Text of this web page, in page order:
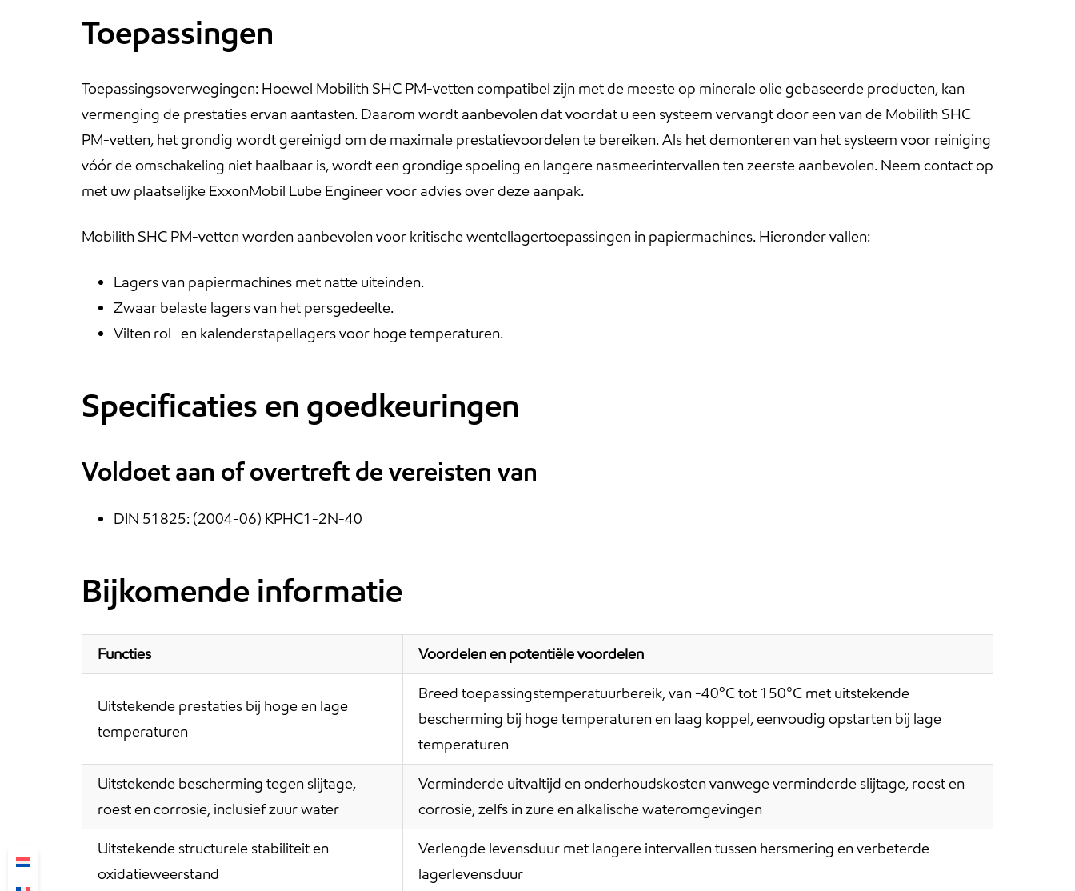
Toepassingen
Toepassingsoverwegingen: Hoewel Mobilith SHC PM-vetten compatibel zijn met de meeste op minerale olie gebaseerde producten, kan
vermenging de prestaties ervan aantasten. Daarom wordt aanbevolen dat voordat u een systeem vervangt door een van de Mobilith SHC
PM-vetten, het grondig wordt gereinigd om de maximale prestatievoordelen te bereiken. Als het demonteren van het systeem voor reiniging
vóór de omschakeling niet haalbaar is, wordt een grondige spoeling en langere nasmeerintervallen ten zeerste aanbevolen. Neem contact op
met uw plaatselijke ExxonMobil Lube Engineer voor advies over deze aanpak.
Mobilith SHC PM-vetten worden aanbevolen voor kritische wentellagertoepassingen in papiermachines. Hieronder vallen:
Lagers van papiermachines met natte uiteinden.
Zwaar belaste lagers van het persgedeelte.
Vilten rol- en kalenderstapellagers voor hoge temperaturen.
Specificaties en goedkeuringen
Voldoet aan of overtreft de vereisten van
DIN 51825: (2004-06) KPHC1-2N-40
Bijkomende informatie
Functies Voordelen en potentiële voordelen
Uitstekende prestaties bij hoge en lage
temperaturen
Breed toepassingstemperatuurbereik, van -40ºC tot 150°C met uitstekende
bescherming bij hoge temperaturen en laag koppel, eenvoudig opstarten bij lage
temperaturen
Uitstekende bescherming tegen slijtage,
roest en corrosie, inclusief zuur water
Verminderde uitvaltijd en onderhoudskosten vanwege verminderde slijtage, roest en
corrosie, zelfs in zure en alkalische wateromgevingen
Uitstekende structurele stabiliteit en
oxidatieweerstand
Verlengde levensduur met langere intervallen tussen hersmering en verbeterde
lagerlevensduur